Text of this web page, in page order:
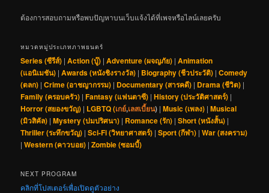
ต้องการสอบถามหรือพบปัญหาบนเว็บแจ้งได้ที่เพจหรือไลน์เลยครับ
หมวดหมู่ประเภทภาพยนตร์
Series (ซีรีส์) |Action (บู๊) |Adventure (ผจญภัย) |Animation
(แอนิเมชัน) |Awards (หนังชิงรางวัล) | Biography (ชีวประวัติ) |Comedy
(ตลก) |Crime (อาชญากรรม) | Documentary (สารคดี) | Drama (ชีวิต) |
Family (ครอบครัว) |Fantasy (แฟนตาซี) |History (ประวัติศาสตร์) |
Horror (สยองขวัญ) | LGBTQ (เกย์,เลสเบี้ยน) |Music (เพลง) |Musical
(มิวสิคัล) |Mystery (ปมปริศนา) | Romance (รัก) |Short (หนังสั้น) |
Thriller (ระทึกขวัญ) |Sci-Fi (วิทยาศาสตร์) |Sport (กีฬา) |War (สงคราม)
|Western (คาวบอย) |Zombie (ซอมบี้)
NEXT PROGRAM
คลิกที่โปสเตอร์เพื่อเปิดดูตัวอย่าง